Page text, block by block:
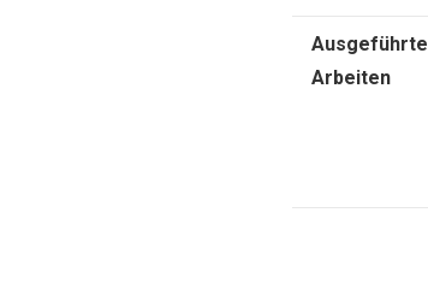
Ausgeführte
Arbeiten